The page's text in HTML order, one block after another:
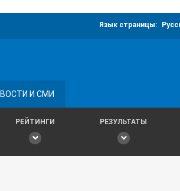
Язык страницы:
И СМИ
РЕЙТИНГИ РЕЗУЛЬТАТЫ